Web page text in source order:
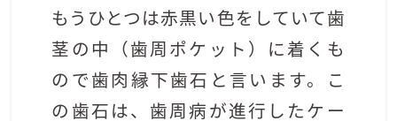
もうひとつは赤黒い色をしていて歯
茎の中（歯周ポケット）に着くも
ので歯肉縁下歯石と言います。こ
の歯石は、歯周病が進行したケー